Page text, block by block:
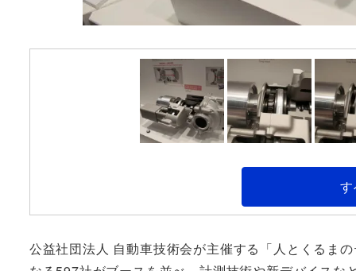
公益社団法人 自動車技術会が主催する「人とくるま